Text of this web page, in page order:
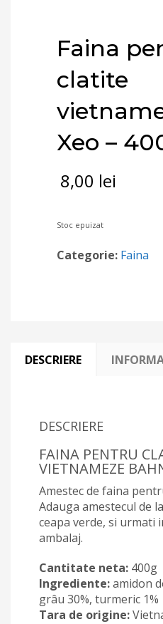
Faina
clatite
Xeo –
8,00 lei
Stoc epuizat
Categorie: Faina
DESCRIERE
DESCRIERE
FAINA PENTRU
VIETNAMEZE
Amestec de faina
Adauga amestecul de
ceapa verde, si urmati
ambalaj.
Cantitate neta: 400g
Ingrediente:amidon
grâu 30%, turmeric 1%
Tara de origine: